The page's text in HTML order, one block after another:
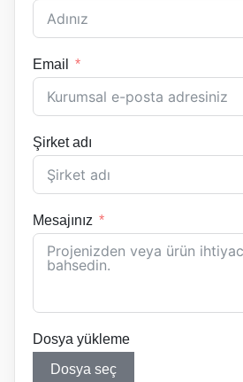
Email
Şirket adı
Mesajınız
Dosya yükleme
Dosya seç